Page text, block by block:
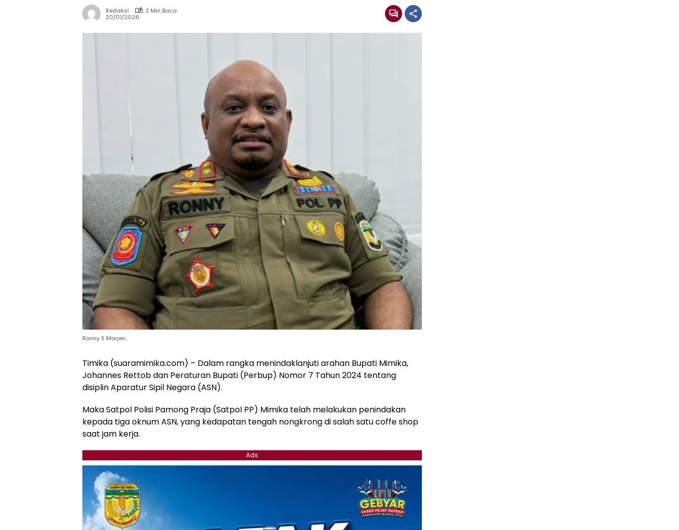
Redaksi
2 Min Baca
20/01/2026
Ronny S Marjen.
Timika (suaramimika.com) – Dalam rangka menindaklanjuti arahan Bupati Mimika,
Johannes Rettob dan Peraturan Bupati (Perbup) Nomor 7 Tahun 2024 tentang
disiplin Aparatur Sipil Negara (ASN).
Maka Satpol Polisi Pamong Praja (Satpol PP) Mimika telah melakukan penindakan
kepada tiga oknum ASN, yang kedapatan tengah nongkrong di salah satu coffe shop
saat jam kerja.
Ads